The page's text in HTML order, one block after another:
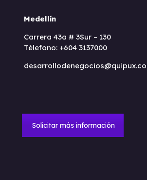
Medellín
Carrera 43a # 3Sur – 130
Télefono: +604 3137000
Solicitar más información